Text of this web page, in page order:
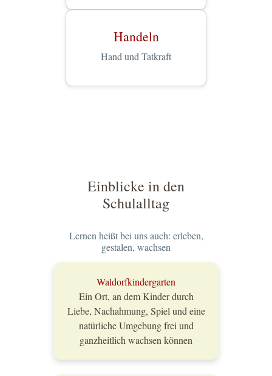
Handeln
Hand und Tatkraft
Einblicke in den
Schulalltag
Lernen heißt bei uns auch: erleben,
gestalen, wachsen
Waldorfkindergarten
Ein Ort, an dem Kinder durch
Liebe, Nachahmung, Spiel und eine
natürliche Umgebung frei und
ganzheitlich wachsen können